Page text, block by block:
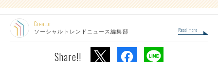
Creator
ソーシャルトレンドニュース編集部 Read more
Share!!